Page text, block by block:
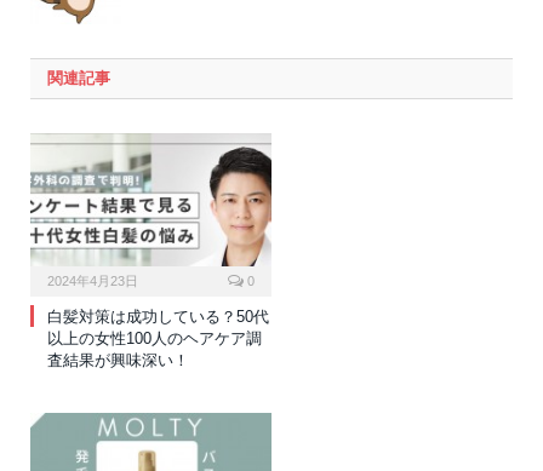
関連記事
2024年4月23日 0
白髪対策は成功している？50代
以上の女性100人のヘアケア調
査結果が興味深い！